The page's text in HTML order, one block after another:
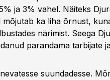
ja 3% vahel. Näiteks
mõjutab ka liha õrnust,
närimist. Seega
parandama tarbijate
suundadesse.